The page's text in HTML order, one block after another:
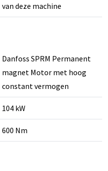
van deze machine
Danfoss SPRM Permanent
magnet Motor met hoog
constant vermogen
104 kW
600 Nm